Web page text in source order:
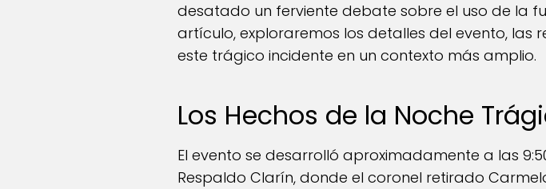
desatado un ferviente debate sobre el uso de la
artículo, exploraremos los detalles del evento, las
este trágico incidente en un contexto más amplio.
Los Hechos de la Noche
El evento se desarrolló aproximadamente a las
Respaldo Clarín, donde el coronel retirado